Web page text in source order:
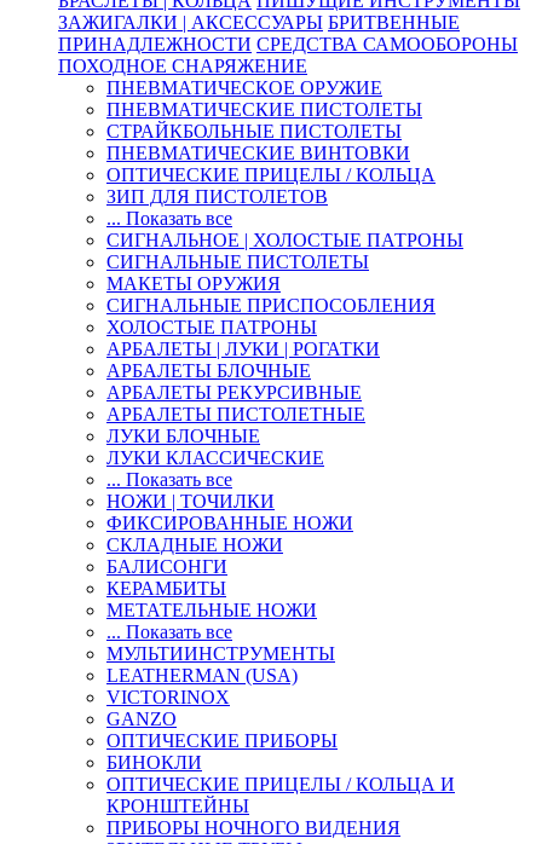
ЗАЖИГАЛКИ | АКСЕССУАРЫ БРИТВЕННЫЕ
ПРИНАДЛЕЖНОСТИ СРЕДСТВА САМООБОРОНЫ
ПОХОДНОЕ СНАРЯЖЕНИЕ
ПНЕВМАТИЧЕСКОЕ ОРУЖИЕ
ПНЕВМАТИЧЕСКИЕ ПИСТОЛЕТЫ
СТРАЙКБОЛЬНЫЕ ПИСТОЛЕТЫ
ПНЕВМАТИЧЕСКИЕ ВИНТОВКИ
ОПТИЧЕСКИЕ ПРИЦЕЛЫ / КОЛЬЦА
ЗИП ДЛЯ ПИСТОЛЕТОВ
... Показать все
СИГНАЛЬНОЕ | ХОЛОСТЫЕ ПАТРОНЫ
СИГНАЛЬНЫЕ ПИСТОЛЕТЫ
МАКЕТЫ ОРУЖИЯ
СИГНАЛЬНЫЕ ПРИСПОСОБЛЕНИЯ
ХОЛОСТЫЕ ПАТРОНЫ
АРБАЛЕТЫ | ЛУКИ | РОГАТКИ
АРБАЛЕТЫ БЛОЧНЫЕ
АРБАЛЕТЫ РЕКУРСИВНЫЕ
АРБАЛЕТЫ ПИСТОЛЕТНЫЕ
ЛУКИ БЛОЧНЫЕ
ЛУКИ КЛАССИЧЕСКИЕ
... Показать все
НОЖИ | ТОЧИЛКИ
ФИКСИРОВАННЫЕ НОЖИ
СКЛАДНЫЕ НОЖИ
БАЛИСОНГИ
КЕРАМБИТЫ
МЕТАТЕЛЬНЫЕ НОЖИ
... Показать все
МУЛЬТИИНСТРУМЕНТЫ
LEATHERMAN (USA)
VICTORINOX
GANZO
ОПТИЧЕСКИЕ ПРИБОРЫ
БИНОКЛИ
ОПТИЧЕСКИЕ ПРИЦЕЛЫ / КОЛЬЦА И
КРОНШТЕЙНЫ
ПРИБОРЫ НОЧНОГО ВИДЕНИЯ